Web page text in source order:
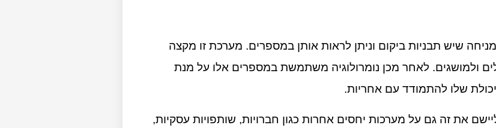
שיש תבניות ביקום וניתן לראות אותן במספרים. מערכת זו מקצה
ולמושגים. לאחר מכן נומרולוגיה משתמשת במספרים אלו על מנת
שלו להתמודד עם אחריות.
את זה גם על מערכות יחסים אחרות כגון חברויות, שותפויות עסקיות,